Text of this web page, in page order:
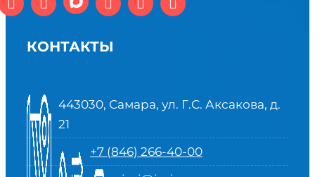
КОНТАКТЫ
443030, Самара, ул. Г.С. Аксакова, д.
21
+7 (846) 266-40-00